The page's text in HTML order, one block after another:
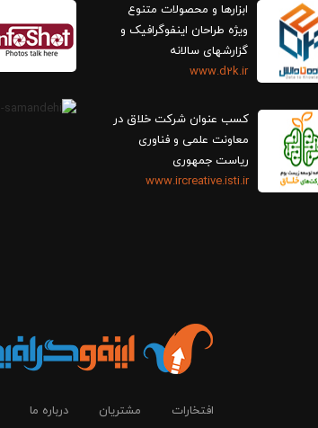
ابزارها و محصولات متنوع
ویژه طراحان اینفوگرافیک و
گزارش‎های سالانه
www.d2k.ir
کسب عنوان شرکت خلاق در
معاونت علمی و فناوری
ریاست جمهوری
www.ircreative.isti.ir
افتخارات مشتریان درباره ما